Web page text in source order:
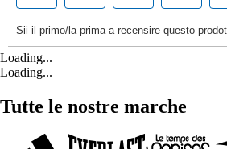
Loading...
Loading...
Tutte le nostre marche